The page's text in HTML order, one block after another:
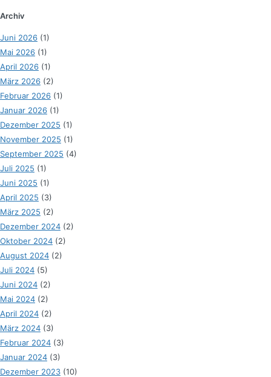
Archiv
Juni 2026 (1)
Mai 2026 (1)
April 2026 (1)
März 2026 (2)
Februar 2026 (1)
Januar 2026 (1)
Dezember 2025 (1)
November 2025 (1)
September 2025 (4)
Juli 2025 (1)
Juni 2025 (1)
April 2025 (3)
März 2025 (2)
Dezember 2024 (2)
Oktober 2024 (2)
August 2024 (2)
Juli 2024 (5)
Juni 2024 (2)
Mai 2024 (2)
April 2024 (2)
März 2024 (3)
Februar 2024 (3)
Januar 2024 (3)
Dezember 2023 (10)